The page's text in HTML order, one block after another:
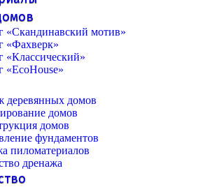
«Скандинавский мотив»
«Фахверк»
«Классический»
«EcoHouse»
деревянных домов
домов
домов
фундаментов
пиломатериалов
дренажа